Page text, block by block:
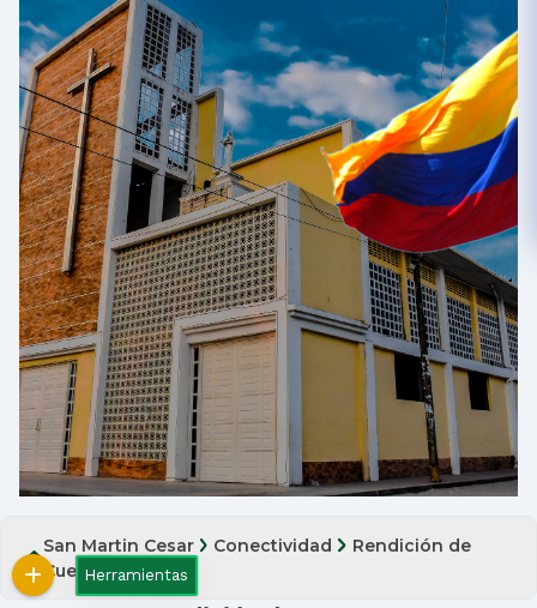
San Martin Cesar Conectividad
Rendición de
CuentasHerramientas